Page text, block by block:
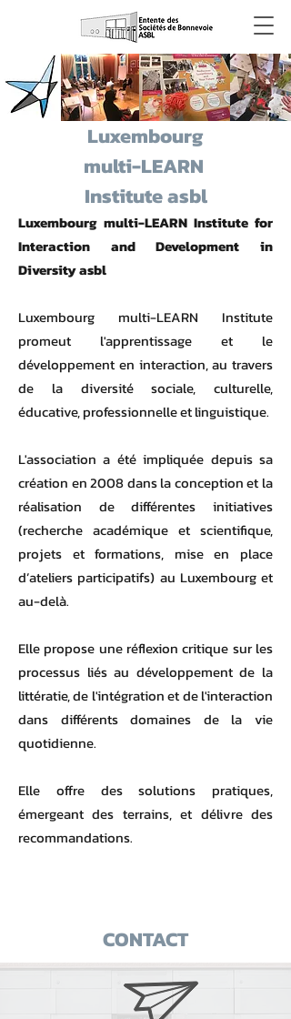
Luxembourg
multi-LEARN
Institute asbl
Luxembourg multi-LEARN Institute for
Interaction and Development in
Diversity asbl
Luxembourg multi-LEARN Institute
promeut l'apprentissage et le
développement en interaction, au travers
de la diversité sociale, culturelle,
éducative, professionnelle et linguistique.
L'association a été impliquée depuis sa
création en 2008 dans la conception et la
réalisation de différentes initiatives
(recherche académique et scientifique,
projets et formations, mise en place
d’ateliers participatifs) au Luxembourg et
au-delà.
Elle propose une réflexion critique sur les
processus liés au développement de la
littératie, de l'intégration et de l'interaction
dans différents domaines de la vie
quotidienne.
Elle offre des solutions pratiques,
émergeant des terrains, et délivre des
recommandations.
CONTACT